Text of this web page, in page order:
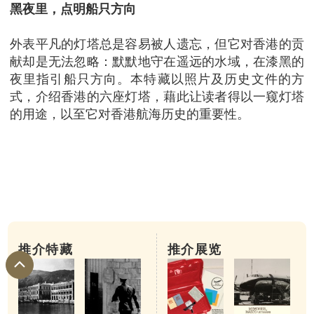
黑夜里，点明船只方向
外表平凡的灯塔总是容易被人遗忘，但它对香港的贡
献却是无法忽略：默默地守在遥远的水域，在漆黑的
夜里指引船只方向。本特藏以照片及历史文件的方
式，介绍香港的六座灯塔，藉此让读者得以一窥灯塔
的用途，以至它对香港航海历史的重要性。
推介特藏 推介展览